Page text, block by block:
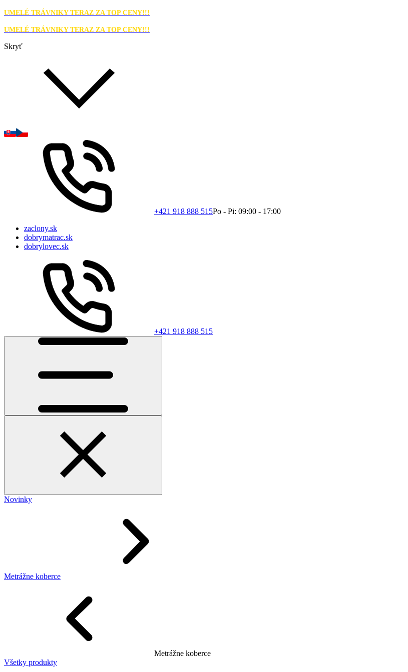
UMELÉ TRÁVNIKY TERAZ ZA TOP CENY!!!
UMELÉ TRÁVNIKY TERAZ ZA TOP CENY!!!
Skryť
+421 918 888 515Po - Pi: 09:00 - 17:00
zaclony.sk
dobrymatrac.sk
dobrylovec.sk
+421 918 888 515
Novinky
Metrážne koberce
Metrážne koberce
Všetky produkty